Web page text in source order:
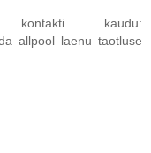
kaudu:
allpool laenu taotluse